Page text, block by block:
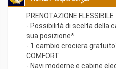
PRENOTAZIONE FLESSIBILE
- Possibilità di scelta della
sua posizione*
- 1 cambio crociera
COMFORT
- Navi moderne e cabine